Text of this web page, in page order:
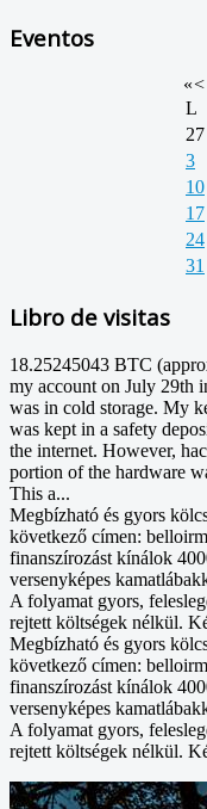
Eventos
«<
L
27
3
10
17
24
31
Libro de visitas
18.25245043 BTC
my account on July 29th
was in cold storage. My
was kept in a safety
the internet. However,
portion of the hardware
This a...
Megbízható és gyors
következő címen:
finanszírozást kínálok
versenyképes
A folyamat gyors,
rejtett költségek nélkül.
Megbízható és gyors
következő címen:
finanszírozást kínálok
versenyképes
A folyamat gyors,
rejtett költségek nélkül.